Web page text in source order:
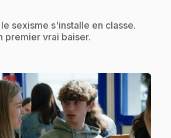
sexisme s'installe en classe.
premier vrai baiser.